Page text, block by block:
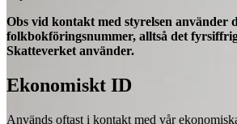
Obs vid kontakt med styrelsen använder
folkbokföringsnummer, alltså det
Skatteverket använder.
Ekonomiskt ID
Används oftast i kontakt med vår